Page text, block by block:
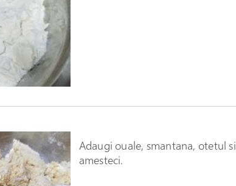
Adaugi ouale, smantana, otetul si
amesteci.